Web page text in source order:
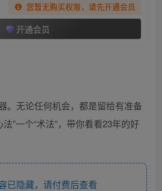
您暂无购买权限，请先开通会员
开通会员
。无论任何机会，都是留给有准备
”一个“术法”，带你看看23年的好
已隐藏，请付费后查看